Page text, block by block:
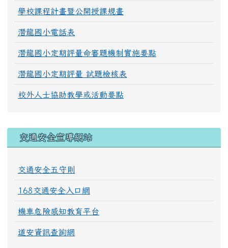
學校課程計畫暨公開授課規畫
潛龍國小電話表
潛龍國小定期評量命審題機制實施要點
潛龍國小定期評量 試題檢核表
校外人士協助教學或活動要點
交通安全宣導網站
交通安全五守則
168交通安全入口網
機車危險感知教育平台
道安資訊查詢網